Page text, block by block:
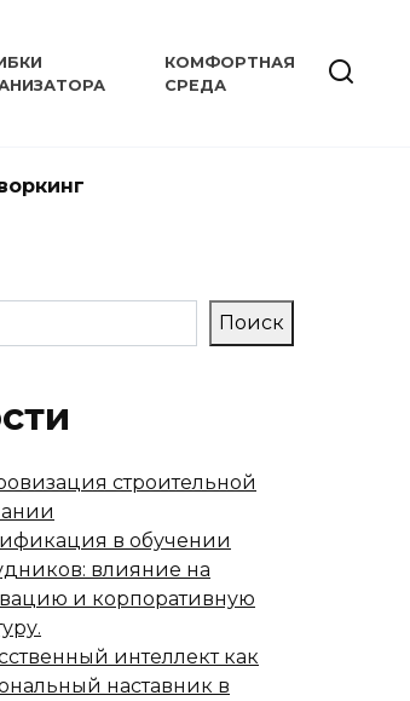
КОМФОРТНАЯ
СРЕДА
Поиск
строительной
в обучении
влияние на
и корпоративную
интеллект как
наставник в